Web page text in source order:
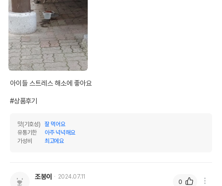
아이들 스트레스 해소에 좋아요
#상품후기
맛(기호성)
잘 먹어요
유통기한
아주 넉넉해요
가성비
최고에요
조봉이 2024.07.11
0